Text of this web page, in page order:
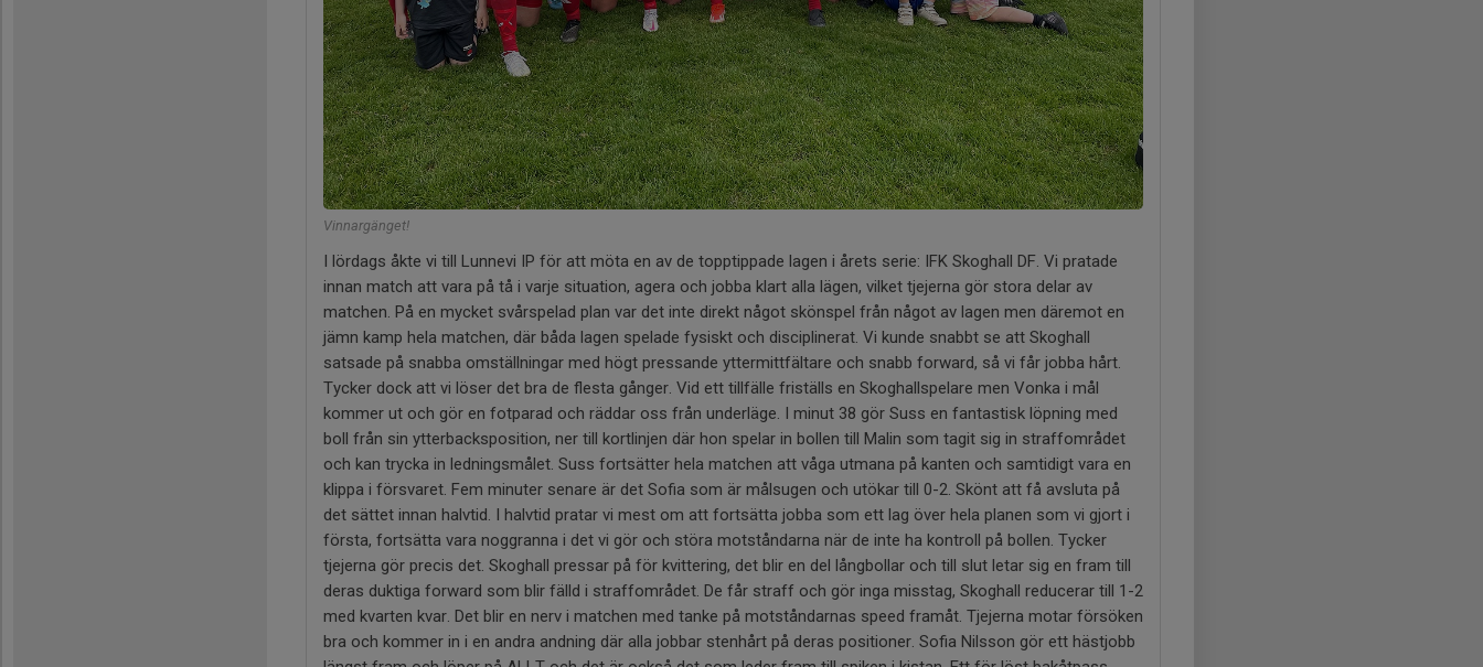
Vinnargänget!
I lördags åkte vi till Lunnevi IP för att möta en av de topptippade lagen i årets serie: IFK Skoghall DF. Vi pratade
innan match att vara på tå i varje situation, agera och jobba klart alla lägen, vilket tjejerna gör stora delar av
matchen. På en mycket svårspelad plan var det inte direkt något skönspel från något av lagen men däremot en
jämn kamp hela matchen, där båda lagen spelade fysiskt och disciplinerat. Vi kunde snabbt se att Skoghall
satsade på snabba omställningar med högt pressande yttermittfältare och snabb forward, så vi får jobba hårt.
Tycker dock att vi löser det bra de flesta gånger. Vid ett tillfälle friställs en Skoghallspelare men Vonka i mål
kommer ut och gör en fotparad och räddar oss från underläge. I minut 38 gör Suss en fantastisk löpning med
boll från sin ytterbacksposition, ner till kortlinjen där hon spelar in bollen till Malin som tagit sig in straffområdet
och kan trycka in ledningsmålet. Suss fortsätter hela matchen att våga utmana på kanten och samtidigt vara en
klippa i försvaret. Fem minuter senare är det Sofia som är målsugen och utökar till 0-2. Skönt att få avsluta på
det sättet innan halvtid. I halvtid pratar vi mest om att fortsätta jobba som ett lag över hela planen som vi gjort i
första, fortsätta vara noggranna i det vi gör och störa motståndarna när de inte ha kontroll på bollen. Tycker
tjejerna gör precis det. Skoghall pressar på för kvittering, det blir en del långbollar och till slut letar sig en fram till
deras duktiga forward som blir fälld i straffområdet. De får straff och gör inga misstag, Skoghall reducerar till 1-2
med kvarten kvar. Det blir en nerv i matchen med tanke på motståndarnas speed framåt. Tjejerna motar försöken
bra och kommer in i en andra andning där alla jobbar stenhårt på deras positioner. Sofia Nilsson gör ett hästjobb